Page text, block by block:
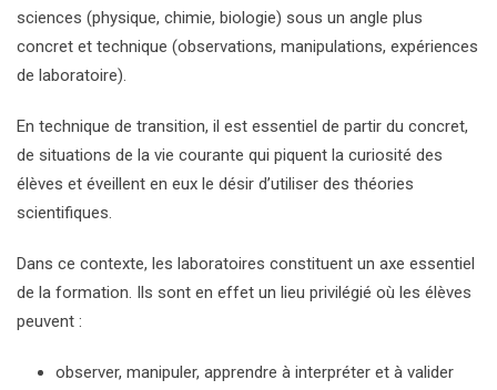
sciences (physique, chimie, biologie) sous un angle plus
concret et technique (observations, manipulations, expériences
de laboratoire).
En technique de transition, il est essentiel de partir du concret,
de situations de la vie courante qui piquent la curiosité des
élèves et éveillent en eux le désir d’utiliser des théories
scientifiques.
Dans ce contexte, les laboratoires constituent un axe essentiel
de la formation. Ils sont en effet un lieu privilégié où les élèves
peuvent :
observer, manipuler, apprendre à interpréter et à valider